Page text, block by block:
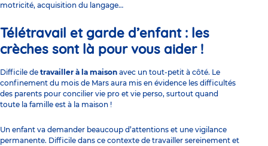
motricité, acquisition du langage…
Télétravail et garde d’enfant : les
crèches sont là pour vous aider !
Difficile de travailler à la maison avec un tout-petit à côté. Le
confinement du mois de Mars aura mis en évidence les difficultés
des parents pour concilier vie pro et vie perso, surtout quand
toute la famille est à la maison !
Un enfant va demander beaucoup d’attentions et une vigilance
permanente. Difficile dans ce contexte de travailler sereinement et